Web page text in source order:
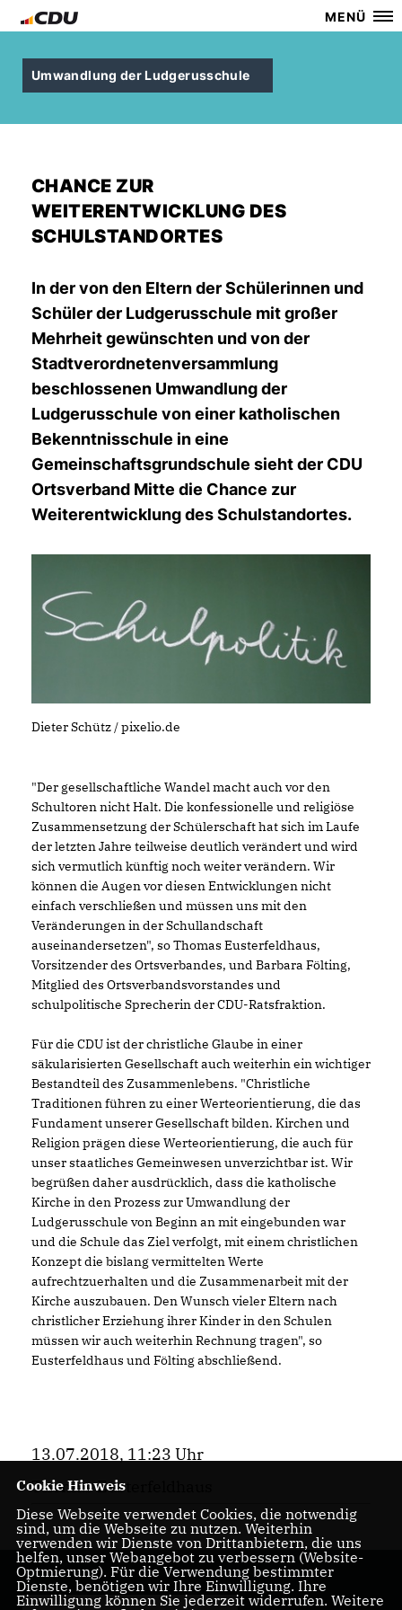
MENÜ
Umwandlung der Ludgerusschule
CHANCE ZUR
WEITERENTWICKLUNG DES
SCHULSTANDORTES
In der von den Eltern der Schülerinnen und
Schüler der Ludgerusschule mit großer
Mehrheit gewünschten und von der
Stadtverordnetenversammlung
beschlossenen Umwandlung der
Ludgerusschule von einer katholischen
Bekenntnisschule in eine
Gemeinschaftsgrundschule sieht der CDU
Ortsverband Mitte die Chance zur
Weiterentwicklung des Schulstandortes.
Dieter Schütz / pixelio.de
"Der gesellschaftliche Wandel macht auch vor den
Schultoren nicht Halt. Die konfessionelle und religiöse
Zusammensetzung der Schülerschaft hat sich im Laufe
der letzten Jahre teilweise deutlich verändert und wird
sich vermutlich künftig noch weiter verändern. Wir
können die Augen vor diesen Entwicklungen nicht
einfach verschließen und müssen uns mit den
Veränderungen in der Schullandschaft
auseinandersetzen", so Thomas Eusterfeldhaus,
Vorsitzender des Ortsverbandes, und Barbara Fölting,
Mitglied des Ortsverbandsvorstandes und
schulpolitische Sprecherin der CDU-Ratsfraktion.
Für die CDU ist der christliche Glaube in einer
säkularisierten Gesellschaft auch weiterhin ein wichtiger
Bestandteil des Zusammenlebens. "Christliche
Traditionen führen zu einer Werteorientierung, die das
Fundament unserer Gesellschaft bilden. Kirchen und
Religion prägen diese Werteorientierung, die auch für
unser staatliches Gemeinwesen unverzichtbar ist. Wir
begrüßen daher ausdrücklich, dass die katholische
Kirche in den Prozess zur Umwandlung der
Ludgerusschule von Beginn an mit eingebunden war
und die Schule das Ziel verfolgt, mit einem christlichen
Konzept die bislang vermittelten Werte
aufrechtzuerhalten und die Zusammenarbeit mit der
Kirche auszubauen. Den Wunsch vieler Eltern nach
christlicher Erziehung ihrer Kinder in den Schulen
müssen wir auch weiterhin Rechnung tragen", so
Eusterfeldhaus und Fölting abschließend.
13.07.2018, 11:23 Uhr
Thomas Eusterfeldhaus
Cookie Hinweis
Diese Webseite verwendet Cookies, die notwendig
sind, um die Webseite zu nutzen. Weiterhin
verwenden wir Dienste von Drittanbietern, die uns
helfen, unser Webangebot zu verbessern (Website-
Optmierung). Für die Verwendung bestimmter
Dienste, benötigen wir Ihre Einwilligung. Ihre
Einwilligung können Sie jederzeit widerrufen. Weitere